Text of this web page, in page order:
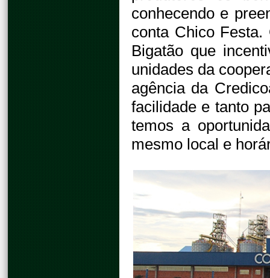
conhecendo e
conta Chico Festa.
Bigatão que
unidades da
agência da
facilidade e tanto
temos a
mesmo local e